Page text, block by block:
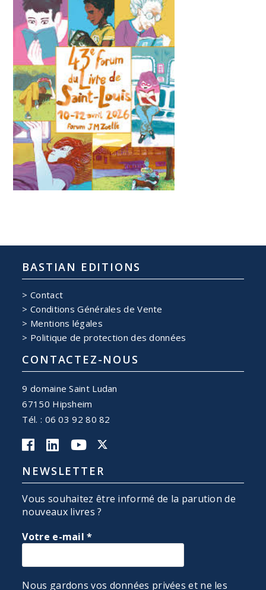
BASTIAN EDITIONS
Contact
Conditions Générales de Vente
Mentions légales
Politique de protection des données
CONTACTEZ-NOUS
9 domaine Saint Ludan
67150 Hipsheim
Tél. : 06 03 92 80 82
NEWSLETTER
Vous souhaitez être informé de la parution de
nouveaux livres ?
Votre e-mail*
Nous gardons vos données privées et ne les